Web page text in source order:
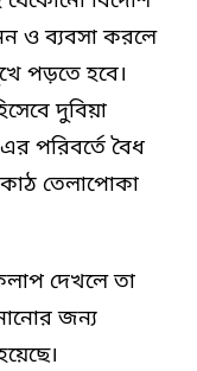
ও ব্যবসা করলে
পড়তে হবে।
দুবিয়া
পরিবর্তে বৈধ
তেলাপোকা
দেখলে তা
জন্য